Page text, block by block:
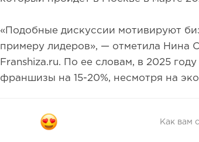
«Подобные дискуссии мотивируют
примеру лидеров», — отметила Нина
Franshiza.ru. По ее словам, в 2025
франшизы на 15-20%, несмотря на
Как вам